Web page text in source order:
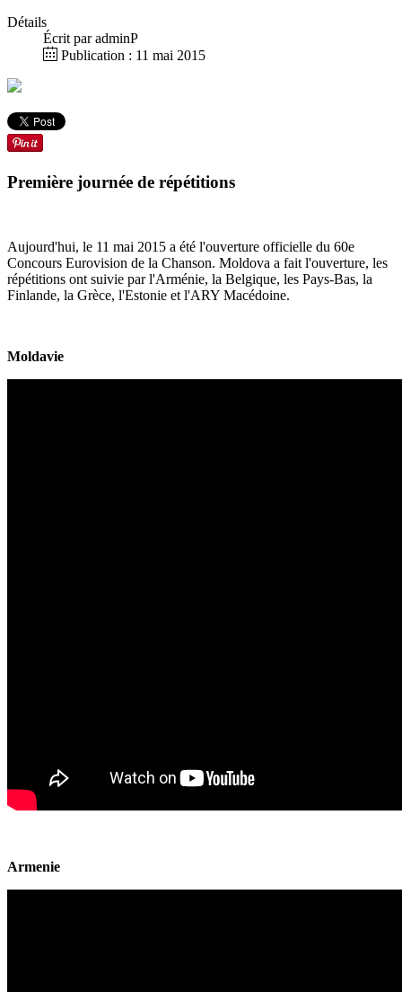
Détails
Écrit paradminP
Publication : 11 mai 2015
Première journée de répétitions
Aujourd'hui, le 11 mai 2015 a été l'ouverture officielle du 60e
Concours Eurovision de la Chanson. Moldova a fait l'ouverture, les
répétitions ont suivie par l'Arménie, la Belgique, les Pays-Bas, la
Finlande, la Grèce, l'Estonie et l'ARY Macédoine.
Moldavie
Armenie